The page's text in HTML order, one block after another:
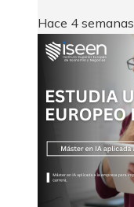
Hace 4 semanas